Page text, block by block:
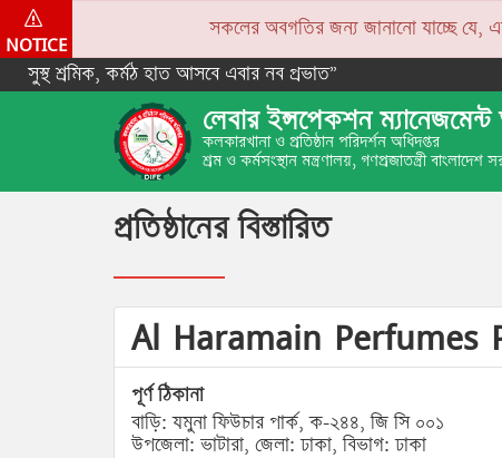
NOTICE
সকলের অবগতির জন্য জানানো যাচ্ছে যে,
সুস্থ শ্রমিক, কর্মঠ হাত আসবে এবার নব প্রভাত”
লেবার ইন্সপেকশন ম্যানেজমেন্ট
কলকারখানা ও প্রতিষ্ঠান পরিদর্শন অধিদপ্তর
শ্রম ও কর্মসংস্থান মন্ত্রণালয়, গণপ্রজাতন্ত্রী বাংলাদেশ
প্রতিষ্ঠানের বিস্তারিত
Al Haramain Perfumes
পূর্ণ ঠিকানা
বাড়ি: যমুনা ফিউচার পার্ক, ক-২৪৪, জি সি ০০১
উপজেলা: ভাটারা, জেলা: ঢাকা, বিভাগ: ঢাকা